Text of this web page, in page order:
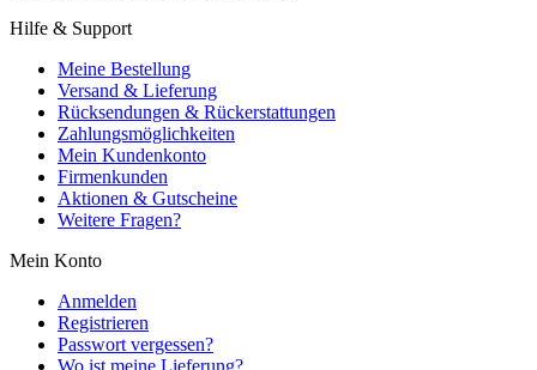
Hilfe & Support
Meine Bestellung
Versand & Lieferung
Rücksendungen & Rückerstattungen
Zahlungsmöglichkeiten
Mein Kundenkonto
Firmenkunden
Aktionen & Gutscheine
Weitere Fragen?
Mein Konto
Anmelden
Registrieren
Passwort vergessen?